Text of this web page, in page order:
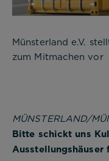
Münsterland e.V.
zum Mitmachen vor
MÜNSTERLAND/
Bitte schickt uns
Ausstellungshäuser